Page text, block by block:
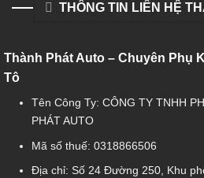
THÔNG TIN LIÊN HỆ
Thành Phát Auto – Chuyên Phụ
Tô
Tên Công Ty: CÔNG TY TNHH
PHÁT AUTO
Mã số thuế: 0318866506
Địa chỉ: Số 24 Đường 250, Khu